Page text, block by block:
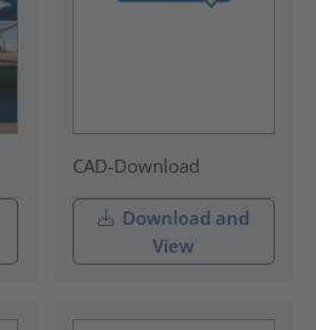
CAD-Download
Download and
View